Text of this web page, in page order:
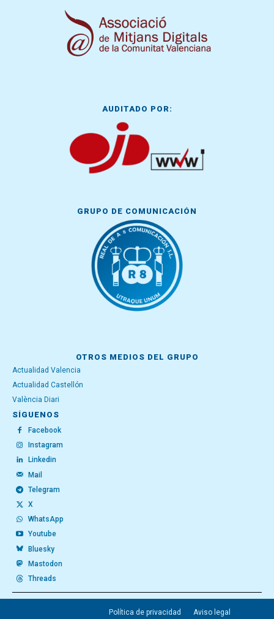
AUDITADO POR:
GRUPO DE COMUNICACIÓN
OTROS MEDIOS DEL GRUPO
Actualidad Valencia
Actualidad Castellón
València Diari
SÍGUENOS
Facebook
Instagram
Linkedin
Mail
Telegram
X
WhatsApp
Youtube
Bluesky
Mastodon
Threads
Política de privacidad Aviso legal